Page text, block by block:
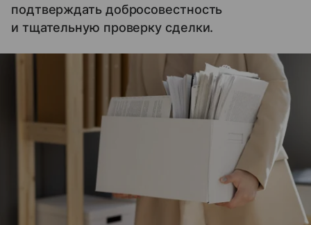
подтверждать добросовестность
и тщательную проверку сделки.